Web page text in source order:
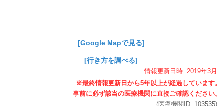
[Google Mapで見る]
[行き方を調べる]
情報更新日時: 2019年3月
(医療機関ID: 103535)